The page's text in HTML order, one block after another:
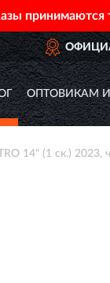
ОПТОВИКАМ
14" (1 ск.) 2023,